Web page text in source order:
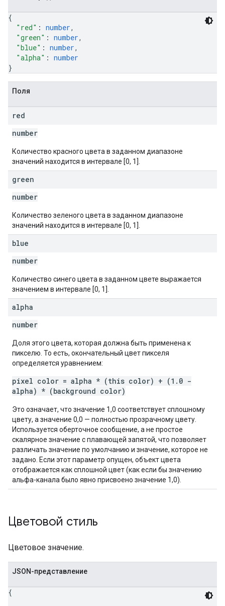
{
"red" : number,
"green" : number,
"blue" : number,
"alpha" : number
}
Поля
red
number
Количество красного цвета в заданном диапазоне
значений находится в интервале [0, 1].
green
number
Количество зеленого цвета в заданном диапазоне
значений находится в интервале [0, 1].
blue
number
Количество синего цвета в заданном цвете выражается
значением в интервале [0, 1].
alpha
number
Доля этого цвета, которая должна быть применена к
пикселю. То есть, окончательный цвет пикселя
определяется уравнением:
pixel color = alpha * (this color) + (1.0 -
alpha) * (background color)
Это означает, что значение 1,0 соответствует сплошному
цвету, а значение 0,0 — полностью прозрачному цвету.
Используется оберточное сообщение, а не простое
скалярное значение с плавающей запятой, что позволяет
различать значение по умолчанию и значение, которое не
задано. Если этот параметр опущен, объект цвета
отображается как сплошной цвет (как если бы значению
альфа-канала было явно присвоено значение 1,0).
Цветовой стиль
Цветовое значение.
JSON-представление
{